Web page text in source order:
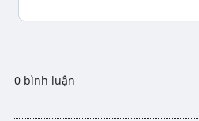
0 bình luận